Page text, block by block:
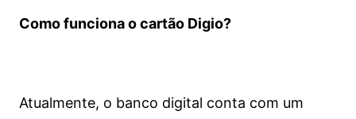
Como funciona o cartão Digio?
Atualmente, o banco digital conta com um